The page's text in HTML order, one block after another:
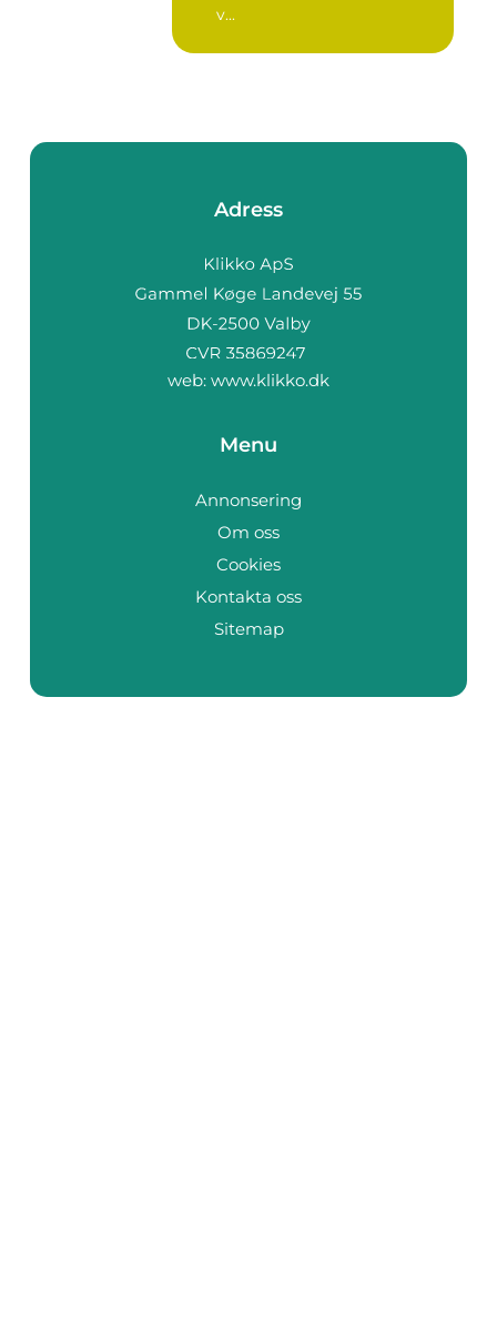
v...
Adress
web: www.klikko.dk
Menu
Annonsering
Om oss
Cookies
Kontakta oss
Sitemap